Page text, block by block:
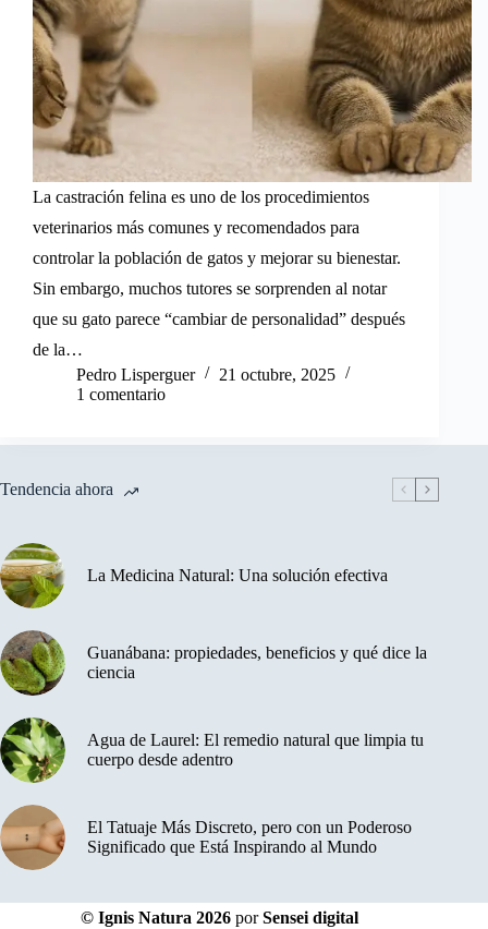
La castración felina es uno de los procedimientos
veterinarios más comunes y recomendados para
controlar la población de gatos y mejorar su bienestar.
Sin embargo, muchos tutores se sorprenden al notar
que su gato parece “cambiar de personalidad” después
de la…
Pedro Lisperguer
21 octubre, 2025
1 comentario
Tendencia ahora
La Medicina Natural: Una solución efectiva
Guanábana: propiedades, beneficios y qué dice la
ciencia
Agua de Laurel: El remedio natural que limpia tu
cuerpo desde adentro
El Tatuaje Más Discreto, pero con un Poderoso
Significado que Está Inspirando al Mundo
© Ignis Natura 2026 porSensei digital